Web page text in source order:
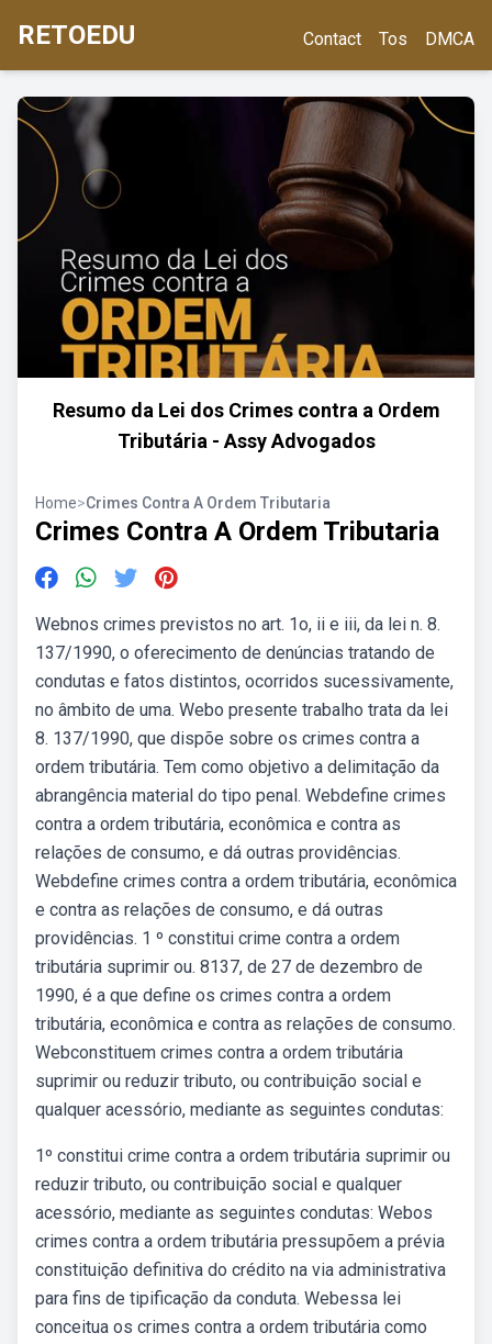
RETOEDU Contact Tos DMCA
Resumo da Lei dos Crimes contra a Ordem
Tributária - Assy Advogados
Home>Crimes Contra A Ordem Tributaria
Crimes Contra A Ordem Tributaria
Webnos crimes previstos no art. 1o, ii e iii, da lei n. 8.
137/1990, o oferecimento de denúncias tratando de
condutas e fatos distintos, ocorridos sucessivamente,
no âmbito de uma. Webo presente trabalho trata da lei
8. 137/1990, que dispõe sobre os crimes contra a
ordem tributária. Tem como objetivo a delimitação da
abrangência material do tipo penal. Webdefine crimes
contra a ordem tributária, econômica e contra as
relações de consumo, e dá outras providências.
Webdefine crimes contra a ordem tributária, econômica
e contra as relações de consumo, e dá outras
providências. 1 º constitui crime contra a ordem
tributária suprimir ou. 8137, de 27 de dezembro de
1990, é a que define os crimes contra a ordem
tributária, econômica e contra as relações de consumo.
Webconstituem crimes contra a ordem tributária
suprimir ou reduzir tributo, ou contribuição social e
qualquer acessório, mediante as seguintes condutas:
1º constitui crime contra a ordem tributária suprimir ou
reduzir tributo, ou contribuição social e qualquer
acessório, mediante as seguintes condutas: Webos
crimes contra a ordem tributária pressupõem a prévia
constituição definitiva do crédito na via administrativa
para fins de tipificação da conduta. Webessa lei
conceitua os crimes contra a ordem tributária como